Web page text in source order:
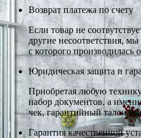
Возврат платежа по счету
Если товар не
другие несоответствия,
с которого производилась
Юридическая защита и
Приобретая любую
набор документов, а
чек, гарантийный талон
Гарантия качественной